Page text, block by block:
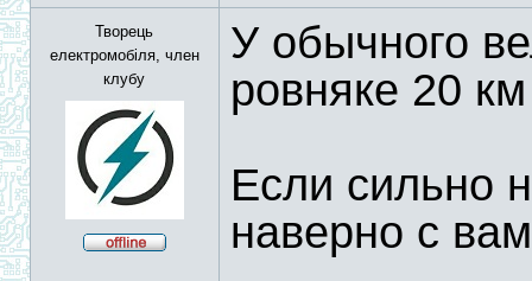
Творець
електромобіля, член
клубу
У обычного
ровняке 20
Если сильно
наверно с